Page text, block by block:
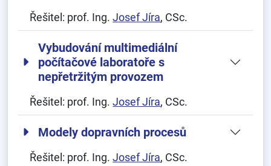
Řešitel: prof. Ing.Josef Jíra, CSc.
Vybudování multimediální
počítačové laboratoře s
nepřetržitým provozem
Řešitel: prof. Ing.Josef Jíra, CSc.
Modely dopravních procesů
Řešitel: prof. Ing.Josef Jíra, CSc.